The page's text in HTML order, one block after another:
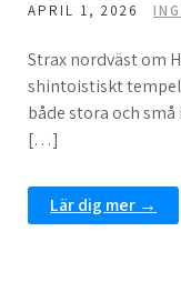
APRIL 1, 2026
Strax nordväst om
shintoistiskt
både stora och
[…]
Lär dig mer →